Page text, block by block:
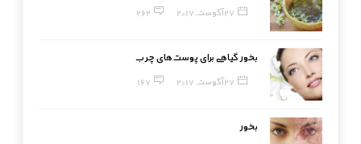
27 آگوست, 2017 262
بخور گیاهی برای پوست‌های چرب
27 آگوست, 2017 167
بخور